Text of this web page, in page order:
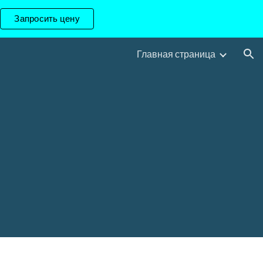
Запросить цену
Главная страница